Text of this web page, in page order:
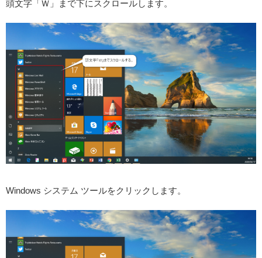
頭文字「Ｗ」まで下にスクロールします。
Windows システム ツールをクリックします。